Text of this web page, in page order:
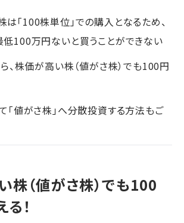
「100株単位」での購入となるため、
100万円ないと買うことができない
、株価が高い株（値がさ株）でも100円
「値がさ株」へ分散投資する方法もご
株（値がさ株）でも100
！